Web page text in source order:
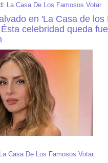
La Casa De Los Famosos Votar
en 'La Casa de los
celebridad queda
La Casa De Los Famosos Votar